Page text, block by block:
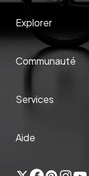
Explorer
Communauté
Services
Aide